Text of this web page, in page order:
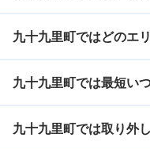
九十九里町ではどのエ
九十九里町では最短い
九十九里町では取り外